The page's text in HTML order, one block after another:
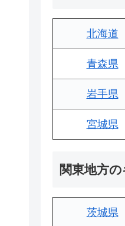
北海道
青森県
岩手県
宮城県
関東地方
茨城県